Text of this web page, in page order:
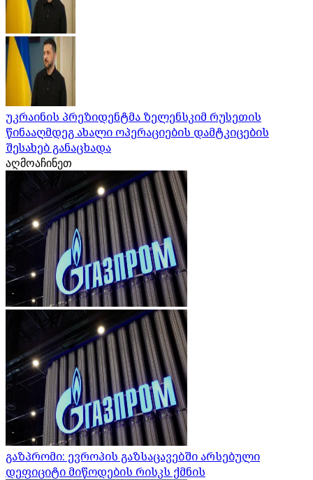
უკრაინის პრეზიდენტმა ზელენსკიმ რუსეთის
წინააღმდეგ ახალი ოპერაციების დამტკიცების
შესახებ განაცხადა
აღმოაჩინეთ
გაზპრომი: ევროპის გაზსაცავებში არსებული
დეფიციტი მიწოდების რისკს ქმნის